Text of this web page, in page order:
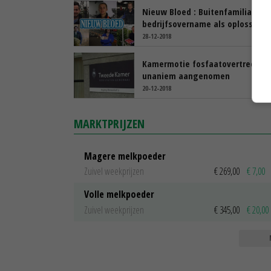
Nieuw Bloed : Buitenfamiliaire
bedrijfsovername als oplossing
28-12-2018
Kamermotie fosfaatovertreders
unaniem aangenomen
20-12-2018
MARKTPRIJZEN
Magere melkpoeder
Zuivel weekprijzen
€ 269,00 € 7,00
Volle melkpoeder
Zuivel weekprijzen
€ 345,00 € 20,00